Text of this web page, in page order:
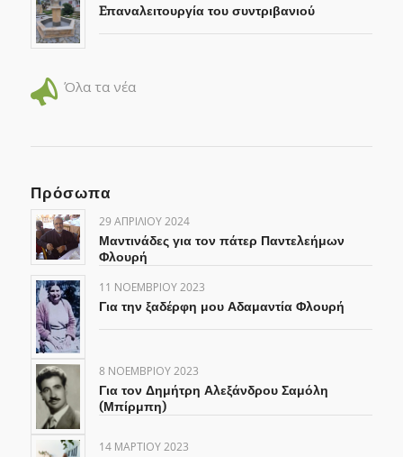
Eπαναλειτουργία του συντριβανιού
Όλα τα νέα
Πρόσωπα
29 ΑΠΡΙΛΊΟΥ 2024
Μαντινάδες για τον πάτερ Παντελεήμων
Φλουρή
11 ΝΟΕΜΒΡΊΟΥ 2023
Για την ξαδέρφη μου Αδαμαντία Φλουρή
8 ΝΟΕΜΒΡΊΟΥ 2023
Για τον Δημήτρη Αλεξάνδρου Σαμόλη
(Μπίρμπη)
14 ΜΑΡΤΊΟΥ 2023